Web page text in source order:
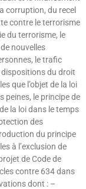
corruption, du recel
contre le terrorisme
du terrorisme, le
nouvelles
le trafic
dispositions du droit
que l’objet de la loi
peines, le principe de
la loi dans le temps
des
du principe
à l’exclusion de
de Code de
contre 634 dans
dont : –